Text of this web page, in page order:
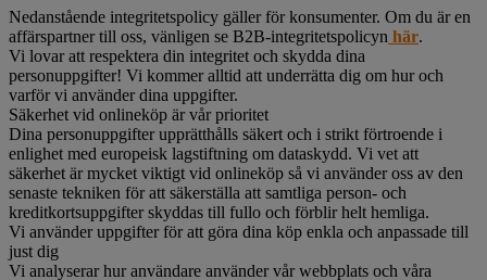
Nedanstående integritetspolicy gäller för konsumenter. Om du är en
affärspartner till oss, vänligen se B2B-integritetspolicyn här.
Vi lovar att respektera din integritet och skydda dina
personuppgifter! Vi kommer alltid att underrätta dig om hur och
varför vi använder dina uppgifter.
Säkerhet vid onlineköp är vår prioritet
Dina personuppgifter upprätthålls säkert och i strikt förtroende i
enlighet med europeisk lagstiftning om dataskydd. Vi vet att
säkerhet är mycket viktigt vid onlineköp så vi använder oss av den
senaste tekniken för att säkerställa att samtliga person- och
kreditkortsuppgifter skyddas till fullo och förblir helt hemliga.
Vi använder uppgifter för att göra dina köp enkla och anpassade till
just dig
Vi analyserar hur användare använder vår webbplats och våra